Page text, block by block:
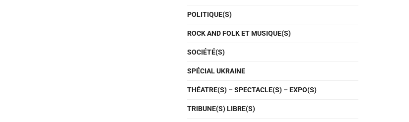
POLITIQUE(S)
ROCK AND FOLK ET MUSIQUE(S)
SOCIÉTÉ(S)
SPÉCIAL UKRAINE
THÉATRE(S) – SPECTACLE(S) – EXPO(S)
TRIBUNE(S) LIBRE(S)